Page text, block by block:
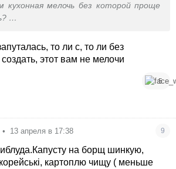
кухонная мелочь без которой проще
то ли с, то ли без
этот вам не мелочи
5
• 13 апреля в 17:38 9
на борщ шинкую,
картоплю чищу ( меньше